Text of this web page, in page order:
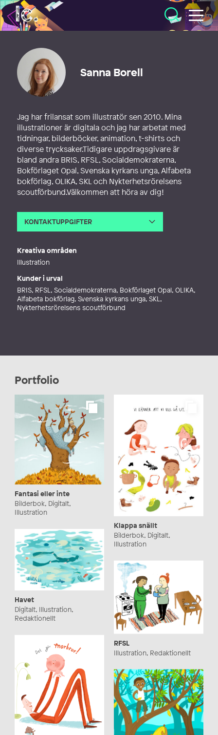
Illustratörcentrum
Sanna Borell
Jag har frilansat som illustratör sen 2010. Mina
illustrationer är digitala och jag har arbetat med
tidningar, bilderböcker, animation, t-shirts och
diverse trycksaker.Tidigare uppdragsgivare är
bland andra BRIS, RFSL, Socialdemokraterna,
Bokförlaget Opal, Svenska kyrkans unga, Alfabeta
bokförlag, OLIKA, SKL och Nykterhetsrörelsens
scoutförbund.Välkommen att höra av dig!
KONTAKTUPPGIFTER
Kreativa områden
Illustration
Kunder i urval
BRIS, RFSL, Socialdemokraterna, Bokförlaget Opal, OLIKA,
Alfabeta bokförlag, Svenska kyrkans unga, SKL,
Nykterhetsrörelsens scoutförbund
Portfolio
Fantasi eller inte
Bilderbok, Digitalt,
Illustration
Klappa snällt
Bilderbok, Digitalt,
Illustration
Havet
Digitalt, Illustration,
Redaktionellt
RFSL
Illustration, Redaktionellt